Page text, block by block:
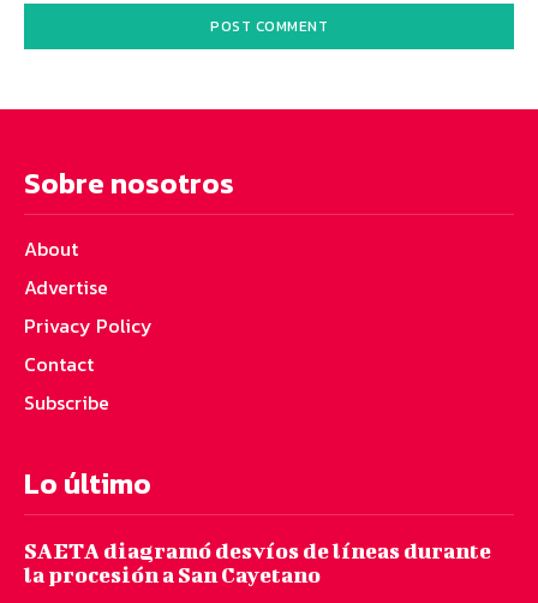
Sobre nosotros
About
Advertise
Privacy Policy
Contact
Subscribe
Lo último
SAETA diagramó desvíos de líneas durante
la procesión a San Cayetano